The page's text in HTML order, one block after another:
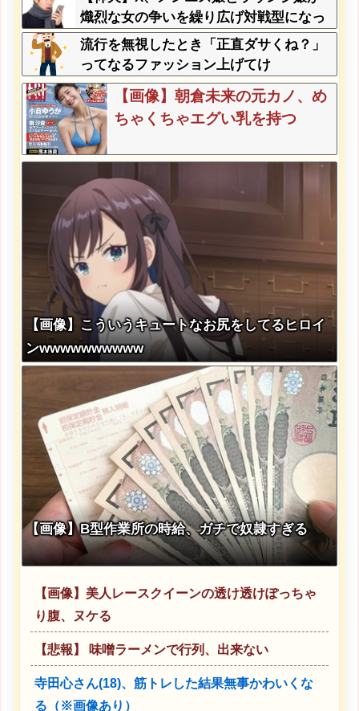
熾烈な女の争いを繰り広げ対戦型になっ
てしまうw w w w w w w w
流行を無視したとき「正直ダサくね？」
ってなるファッション上げてけ
【画像】朝倉未来の元カノ、め
ちゃくちゃエグい乳を持つ
【画像】こういうキュートなお尻をしてるヒロイ
ンwwwwwwwwww
【画像】B型作業所の時給、ガチで奴隷すぎる
【画像】美人レースクイーンの透け透けぽっちゃ
り腹、ヌケる
【悲報】 味噌ラーメンで行列、出来ない
寺田心さん(18)、筋トレした結果無事かわいくな
る（※画像あり）